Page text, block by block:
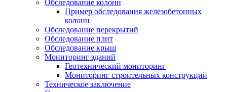
Обследование колонн
Пример обследования железобетонных
колонн
Обследование перекрытий
Обследование плит
Обследование крыш
Мониторинг зданий
Геотехнический мониторинг
Мониторинг строительных конструкций
Техническое заключение